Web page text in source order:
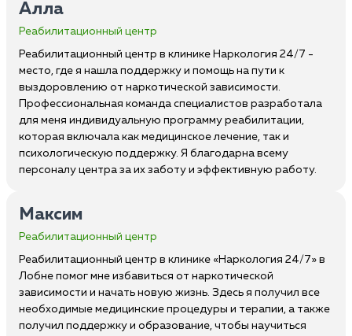
Алла
Реабилитационный центр
Реабилитационный центр в клинике Наркология 24/7 -
место, где я нашла поддержку и помощь на пути к
выздоровлению от наркотической зависимости.
Профессиональная команда специалистов разработала
для меня индивидуальную программу реабилитации,
которая включала как медицинское лечение, так и
психологическую поддержку. Я благодарна всему
персоналу центра за их заботу и эффективную работу.
Максим
Реабилитационный центр
Реабилитационный центр в клинике «Наркология 24/7» в
Лобне помог мне избавиться от наркотической
зависимости и начать новую жизнь. Здесь я получил все
необходимые медицинские процедуры и терапии, а также
получил поддержку и образование, чтобы научиться